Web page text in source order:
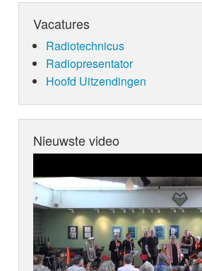
Vacatures
Radiotechnicus
Radiopresentator
Hoofd Uitzendingen
Nieuwste video